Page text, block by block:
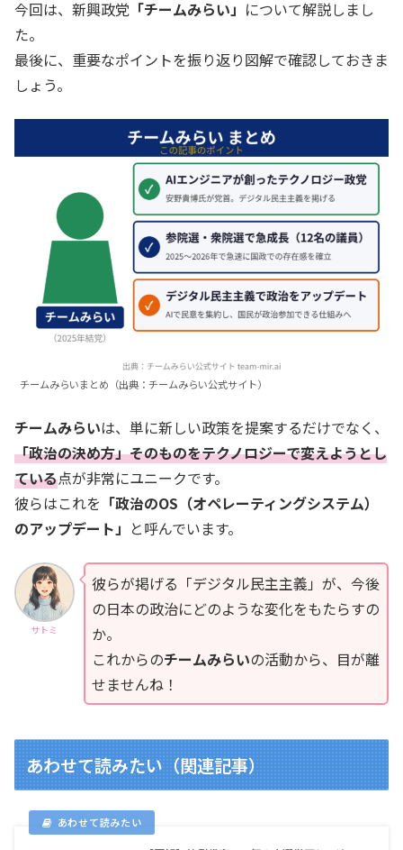
今回は、新興政党 「チームみらい」 について解説しまし
た。
最後に、重要なポイントを振り返り図解で確認しておきま
しょう。
チームみらいまとめ（出典：チームみらい公式サイト）
チームみらいは、単に新しい政策を提案するだけでなく、
「政治の決め方」そのものをテクノロジーで変えようとし
ている点が非常にユニークです。
彼らはこれを 「政治のOS（オペレーティングシステム）
のアップデート」 と呼んでいます。
サトミ
彼らが掲げる「デジタル民主主義」が、今後
の日本の政治にどのような変化をもたらすの
か。
これからのチームみらいの活動から、目が離
せませんね！
あわせて読みたい（関連記事）